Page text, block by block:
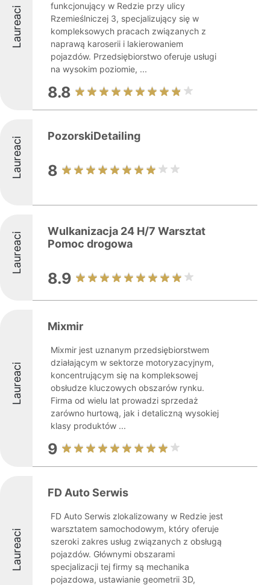
Laureaci
funkcjonujący w Redzie przy ulicy
Rzemieślniczej 3, specjalizujący się w
kompleksowych pracach związanych z
naprawą karoserii i lakierowaniem
pojazdów. Przedsiębiorstwo oferuje usługi
na wysokim poziomie, ...
8.8
Laureaci PozorskiDetailing
8
Laureaci
Wulkanizacja 24 H/7 Warsztat
Pomoc drogowa
8.9
Laureaci
Mixmir
Mixmir jest uznanym przedsiębiorstwem
działającym w sektorze motoryzacyjnym,
koncentrującym się na kompleksowej
obsłudze kluczowych obszarów rynku.
Firma od wielu lat prowadzi sprzedaż
zarówno hurtową, jak i detaliczną wysokiej
klasy produktów ...
9
Laureaci
FD Auto Serwis
FD Auto Serwis zlokalizowany w Redzie jest
warsztatem samochodowym, który oferuje
szeroki zakres usług związanych z obsługą
pojazdów. Głównymi obszarami
specjalizacji tej firmy są mechanika
pojazdowa, ustawianie geometrii 3D,